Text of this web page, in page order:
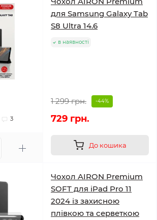
3
для Samsung Galaxy Tab
S8 Ultra 14.6
в наявності
1 299 грн. -44%
729 грн.
До кошика
Чохол AIRON Premium
SOFT для iPad Pro 11
2024 із захисною
плівкою та серветкою